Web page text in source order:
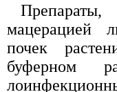
мацерацией
почек
буферном